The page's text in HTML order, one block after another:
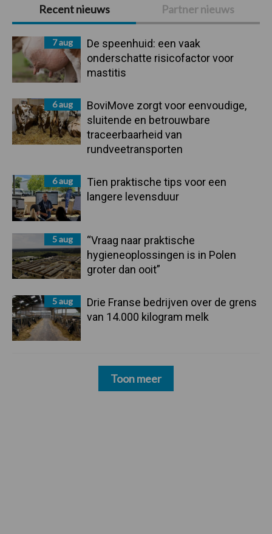
Sidebar
Recent nieuws Partner nieuws
7 aug
De speenhuid: een vaak
onderschatte risicofactor voor
mastitis
6 aug
BoviMove zorgt voor eenvoudige,
sluitende en betrouwbare
traceerbaarheid van
rundveetransporten
6 aug
Tien praktische tips voor een
langere levensduur
5 aug
“Vraag naar praktische
hygieneoplossingen is in Polen
groter dan ooit”
5 aug
Drie Franse bedrijven over de grens
van 14.000 kilogram melk
Toon meer